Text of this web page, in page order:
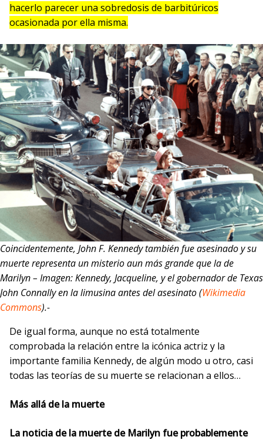
hacerlo parecer una sobredosis de barbitúricos
ocasionada por ella misma.
Coincidentemente, John F. Kennedy también fue asesinado y su
muerte representa un misterio aun más grande que la de
Marilyn – Imagen: Kennedy, Jacqueline, y el gobernador de Texas
John Connally en la limusinaantes del asesinato (Wikimedia
Commons).-
De igual forma, aunque no está totalmente
comprobada la relación entre la icónica actriz y la
importante familia Kennedy, de algún modo u otro, casi
todas las teorías de su muerte se relacionan a ellos…
Más allá de la muerte
La noticia de la muerte de Marilyn fue probablemente